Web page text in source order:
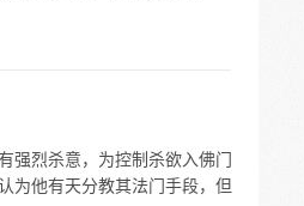
强烈杀意，为控制杀欲入佛门
为他有天分教其法门手段，但